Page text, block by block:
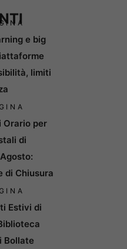
e big
limiti
Orario per
di
di Chiusura
Estivi di
Bollate